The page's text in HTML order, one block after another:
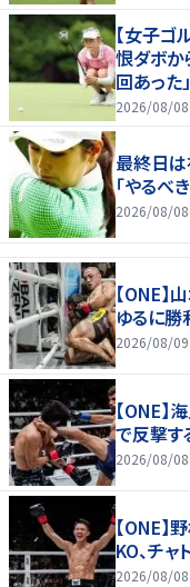
【女子ゴ
恨ダボか
回あった」
2026/08/
最終日
「やるべ
2026/08/
【ONE
ゆるに勝
2026/08/
【ONE】
で反撃す
2026/08/
【ONE】
KO、チャ
2026/08/